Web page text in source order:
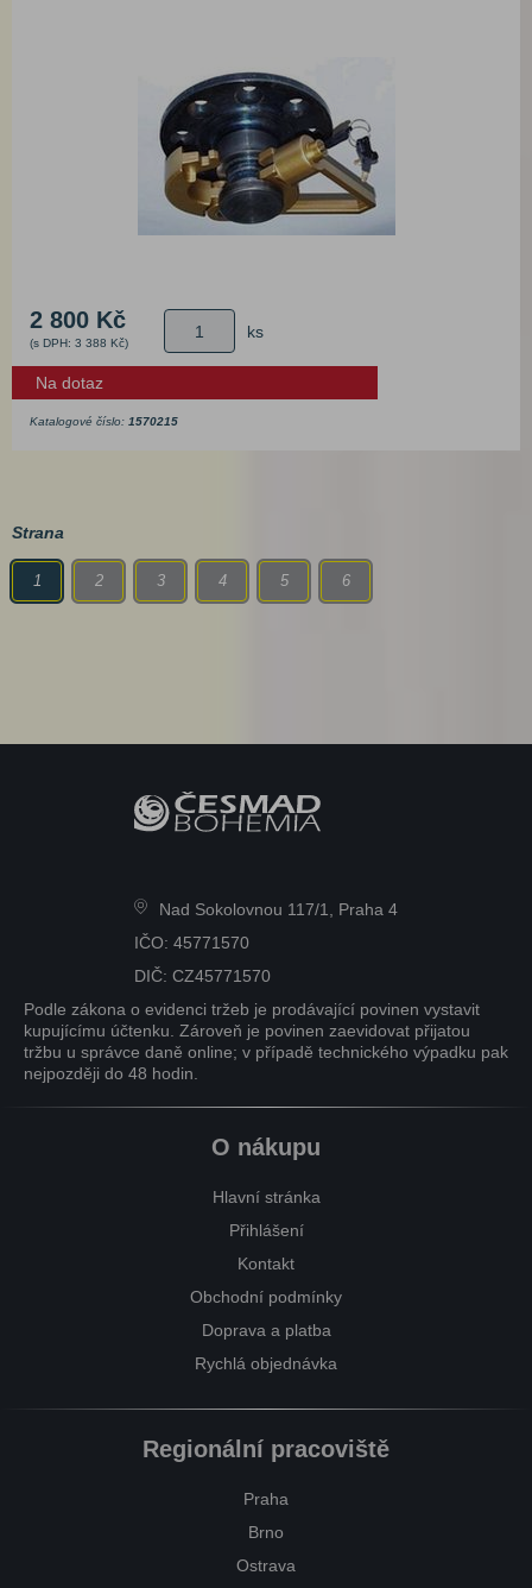
2 800 Kč
(s DPH: 3 388 Kč)
ks
Na dotaz
Katalogové číslo: 1570215
Strana
1 2 3 4 5 6
Nad Sokolovnou 117/1, Praha 4
IČO: 45771570
DIČ: CZ45771570
Podle zákona o evidenci tržeb je prodávající povinen vystavit
kupujícímu účtenku. Zároveň je povinen zaevidovat přijatou
tržbu u správce daně online; v případě technického výpadku pak
nejpozději do 48 hodin.
O nákupu
Hlavní stránka
Přihlášení
Kontakt
Obchodní podmínky
Doprava a platba
Rychlá objednávka
Regionální pracoviště
Praha
Brno
Ostrava